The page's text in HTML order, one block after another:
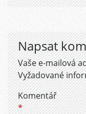
Napsat
Vaše e-mailová
Vyžadované
Komentář
*